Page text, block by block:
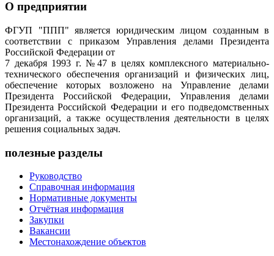
О предприятии
ФГУП "ППП" является юридическим лицом созданным в
соответствии с приказом Управления делами Президента
Российской Федерации от
7 декабря 1993 г. №47 в целях комплексного материально-
технического обеспечения организаций и физических лиц,
обеспечение которых возложено на Управление делами
Президента Российской Федерации, Управления делами
Президента Российской Федерации и его подведомственных
организаций, а также осуществления деятельности в целях
решения социальных задач.
полезные разделы
Руководство
Справочная информация
Нормативные документы
Отчётная информация
Закупки
Вакансии
Местонахождение объектов